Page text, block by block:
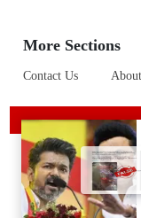
More Sections
Contact Us